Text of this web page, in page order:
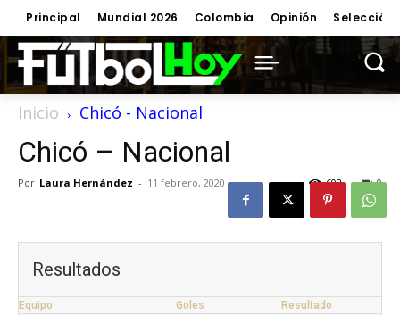
Principal Mundial 2026 Colombia Opinión Selección
Inicio Chicó - Nacional
Chicó – Nacional
Por Laura Hernández - 11 febrero, 2020 0
602
Resultados
Equipo Goles
Resultado